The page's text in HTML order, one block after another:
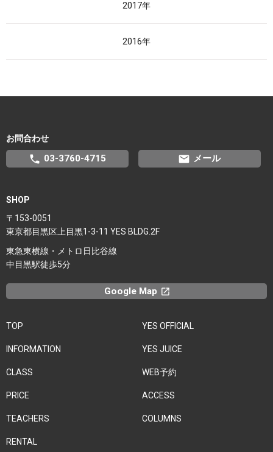
2017年
2016年
TOP
INFORMATION
CLASS
PRICE
TEACHERS
RENTAL
YES OFFICIAL
YES JUICE
WEB予約
ACCESS
COLUMNS
お問合わせ
phone 03-3760-4715 email メール
SHOP
〒153-0051
東京都目黒区上目黒1-3-11 YES BLDG.2F
東急東横線・メトロ日比谷線
中目黒駅徒歩5分
Google Map launchx